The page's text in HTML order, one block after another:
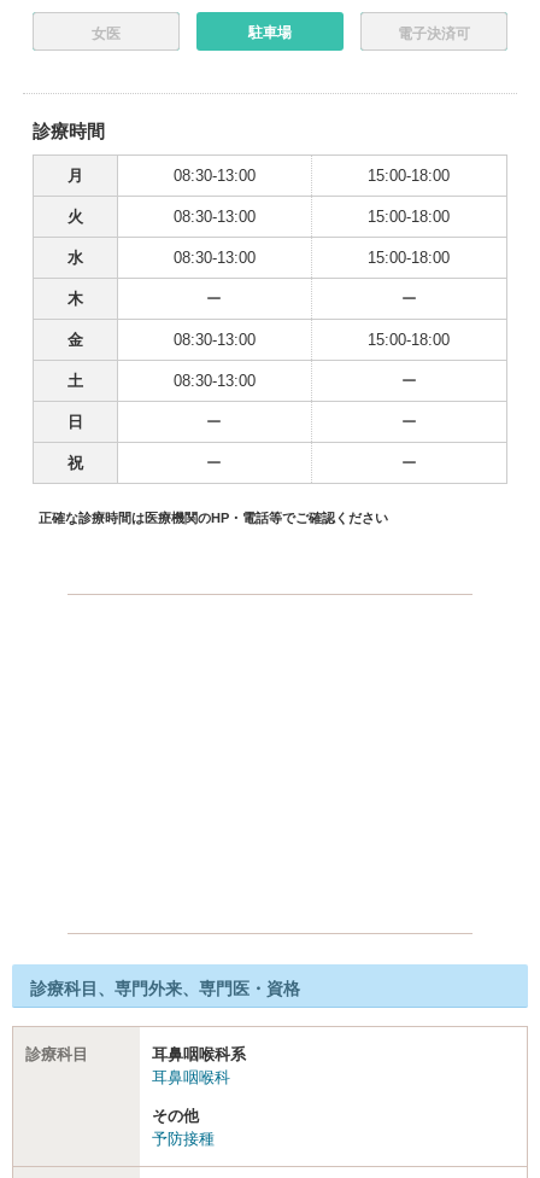
女医 駐車場 電子決済可
診療時間
月 08:30-13:00 15:00-18:00
火 08:30-13:00 15:00-18:00
水 08:30-13:00 15:00-18:00
木 ー ー
金 08:30-13:00 15:00-18:00
土 08:30-13:00 ー
日 ー ー
祝 ー ー
正確な診療時間は医療機関のHP・電話等でご確認ください
診療科目、専門外来、専門医・資格
診療科目
耳鼻咽喉科系
耳鼻咽喉科
その他
予防接種